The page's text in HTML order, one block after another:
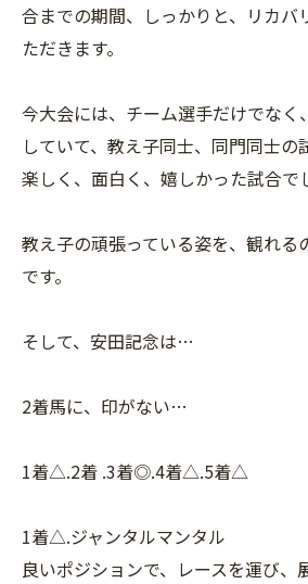
合までの期間、しっかりと、リカバ
ただきます。
今大会には、チーム選手だけでなく
していて、教え子同士、同門同士の
楽しく、面白く、嬉しかった試合
教え子の頑張っている姿を、観れる
です。
そして、安田記念は…
2着馬に、印がない…
1着△.2着 .3着◎.4着△.5着△
1着△.ジャンタルマンタル
良いポジションで、レースを運び、